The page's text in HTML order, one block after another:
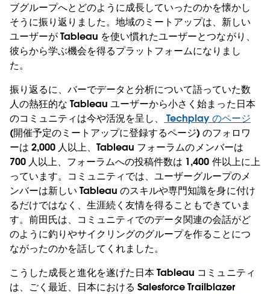
ブグループへとどのように成長していったのかを懐かし
そうに振り返りました。地域のミートアップは、新しい
ユーザーが Tableau を使い慣れたユーザーとつながり、
彼らから学ぶ機会を得るプラットフォームになりまし
た。
振り返るに、バーでデータと分析について語っていた数
人の熱狂的な Tableau ユーザーから小さく始まった日本
のコミュニティは今や活況を呈し、
Techplay のページ
(開催予定のミートアップに登録するページ) のフォロワ
ーは 2,000 人以上、Tableau フォーラムのメンバーは
700 人以上、フォーラムへの投稿件数は 1,400 件以上に上
っています。コミュニティでは、ユーザーグループのメ
ンバーは新しい Tableau のスキルや専門知識を身に付け
るだけではなく、生涯続く友情を得ることもできていま
す。前田氏は、コミュニティでのデータ関連の会話がど
のように釣りやサイクリングのグループを作ることにつ
ながったのかを話してくれました。
こうした成長と進化を遂げた日本 Tableau コミュニティ
は、ごく最近、日本における Salesforce Trailblazer